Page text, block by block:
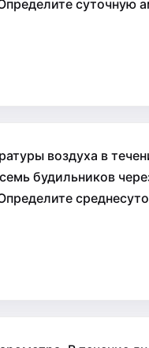
суточную
воздуха в
будильников